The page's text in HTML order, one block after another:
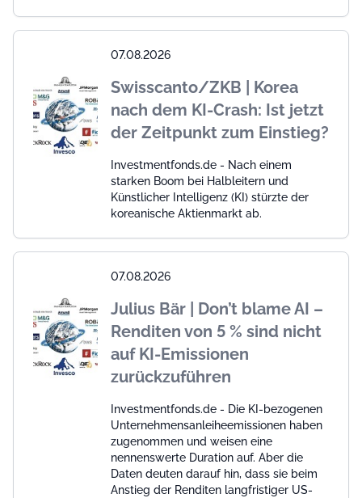
07.08.2026
Swisscanto/ZKB | Korea
nach dem KI-Crash: Ist jetzt
der Zeitpunkt zum Einstieg?
Investmentfonds.de - Nach einem
starken Boom bei Halbleitern und
Künstlicher Intelligenz (KI) stürzte der
koreanische Aktienmarkt ab.
07.08.2026
Julius Bär | Don’t blame AI –
Renditen von 5 % sind nicht
auf KI-Emissionen
zurückzuführen
Investmentfonds.de - Die KI-bezogenen
Unternehmensanleiheemissionen haben
zugenommen und weisen eine
nennenswerte Duration auf. Aber die
Daten deuten darauf hin, dass sie beim
Anstieg der Renditen langfristiger US-